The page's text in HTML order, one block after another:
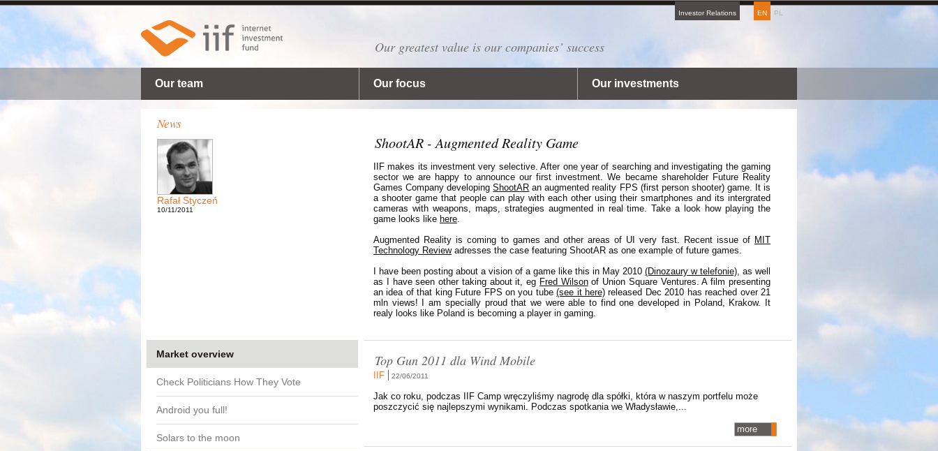
Investor Relations EN PL
Our greatest value is our companies’ success
Our team Our focus Our investments
News
Rafał Styczeń
10/11/2011
ShootAR - Augmented Reality Game
IIF makes its investment very selective. After one year of searching and investigating the gaming
sector we are happy to announce our first investment. We became shareholder Future Reality
Games Company developingShootAR an augmented reality FPS (first person shooter) game. It is
a shooter game that people can play with each other using their smartphones and its intergrated
cameras with weapons, maps, strategies augmented in real time. Take a look how playing the
game looks like here.
Augmented Reality is coming to games and other areas of UI very fast. Recent issue of MIT
Technology Reviewadresses the case featuring ShootAR as one example of future games.
I have been posting about a vision of a game like this in May 2010 (Dinozaury w telefonie), as well
as I have seen other taking about it, eg Fred Wilsonof Union Square Ventures. A film presenting
an idea of that king Future FPS on you tube(see it here) released Dec 2010 has reached over 21
mln views! I am specially proud that we were able to find one developed in Poland, Krakow. It
realy looks like Poland is becoming a player in gaming.
Market overview
Check Politicians How They Vote
Android you full!
Solars to the moon
Top Gun 2011 dla Wind Mobile
IIF 22/06/2011
Jak co roku, podczas IIF Camp wręczyliśmy nagrodę dla spółki, która w naszym portfelu może
poszczycić się najlepszymi wynikami. Podczas spotkania we Władysławie,...
more